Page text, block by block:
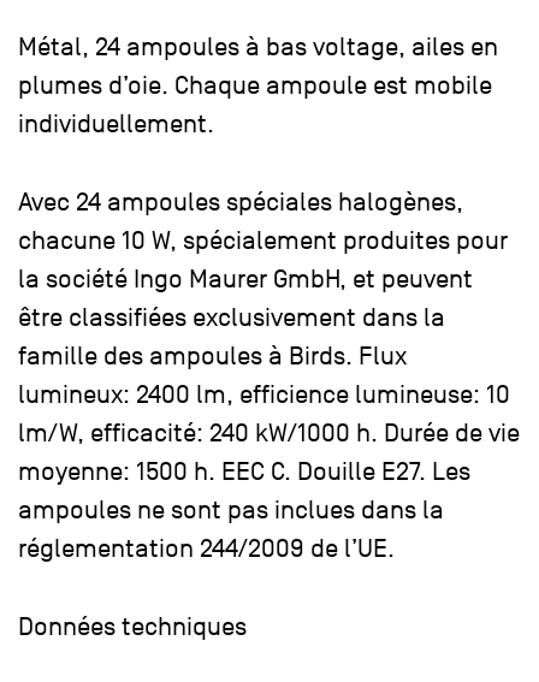
Métal, 24 ampoules à bas voltage, ailes en
plumes d’oie. Chaque ampoule est mobile
individuellement.
Avec 24 ampoules spéciales halogènes,
chacune 10 W, spécialement produites pour
la société Ingo Maurer GmbH, et peuvent
être classifiées exclusivement dans la
famille des ampoules à Birds. Flux
lumineux: 2400 lm, efficience lumineuse: 10
lm/W, efficacité: 240 kW/1000 h. Durée de vie
moyenne: 1500 h. EEC C. Douille E27. Les
ampoules ne sont pas inclues dans la
réglementation 244/2009 de l’UE.
Données techniques